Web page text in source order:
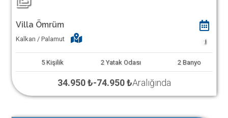
Villa Ömrüm
Kalkan / Palamut 1
5 Kişilik 2 Yatak Odası 2 Banyo
34.950 ₺-74.950 ₺Aralığında